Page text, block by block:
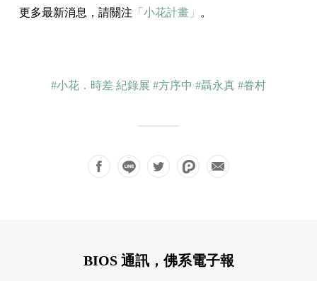
更多最新消息，請關注 「小花計畫」 。
#小花．時差 紀錄展 #方序中 #聶永真 #眷村
BIOS 通訊，佛系電子報